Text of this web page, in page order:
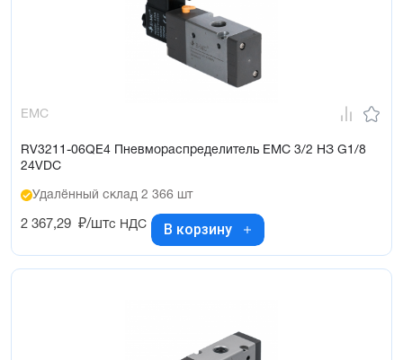
EMC
RV3211-06QE4 Пневмораспределитель EMC 3/2 НЗ G1/8
24VDC
Удалённый склад 2 366 шт
2 367,29 ₽/штс НДС В корзину